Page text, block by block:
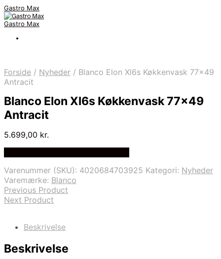
Gastro Max
Gastro Max
Forside / Nyheder / Blanco Elon Xl6s Køkkenvask 77×49
Antracit
Blanco Elon Xl6s Køkkenvask 77×49
Antracit
5.699,00 kr.
Varenummer (SKU): 4020684703925 Kategori: Nyheder
Varemærke: Blanco
Previous Product
Next Product
Beskrivelse
Beskrivelse